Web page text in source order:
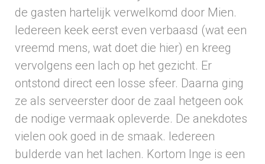
de gasten hartelijk verwelkomd door Mien.
Iedereen keek eerst even verbaasd (wat een
vreemd mens, wat doet die hier) en kreeg
vervolgens een lach op het gezicht. Er
ontstond direct een losse sfeer. Daarna ging
ze als serveerster door de zaal hetgeen ook
de nodige vermaak opleverde. De anekdotes
vielen ook goed in de smaak. Iedereen
bulderde van het lachen. Kortom Inge is een